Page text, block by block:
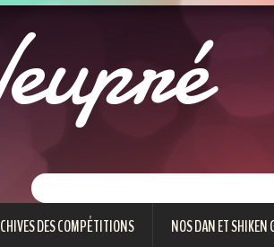
DES COMPÉTITIONS NOS DAN ET SHIKEN